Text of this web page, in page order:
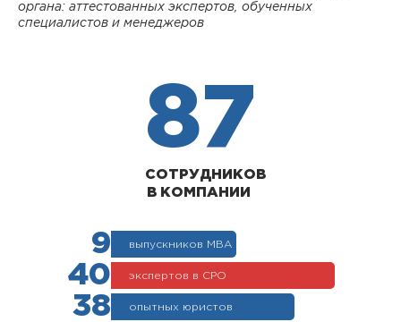
органа: аттестованных экспертов, обученных
специалистов и менеджеров
87
СОТРУДНИКОВ
В КОМПАНИИ
9 выпускников МВА
40 экспертов в СРО
38 опытных юристов